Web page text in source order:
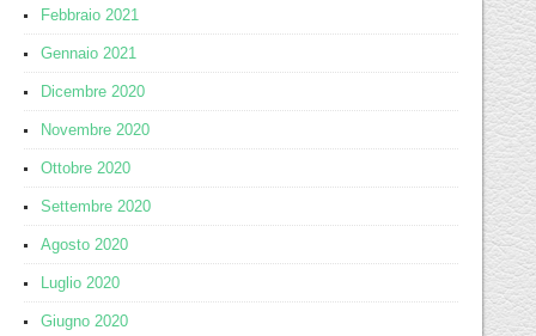
Febbraio 2021
Gennaio 2021
Dicembre 2020
Novembre 2020
Ottobre 2020
Settembre 2020
Agosto 2020
Luglio 2020
Giugno 2020